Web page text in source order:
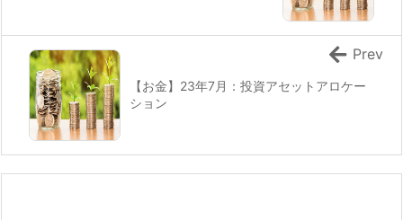
【お金】23年7月：投資アセットアロケー
ション
Prev